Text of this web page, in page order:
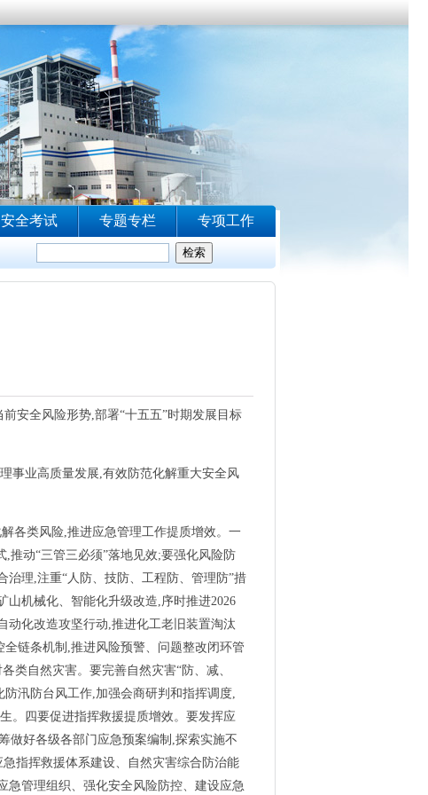
安全风险形势,部署“十五五”时期发展目标
事业高质量发展,有效防范化解重大安全风
各类风险,推进应急管理工作提质增效。一
推动“三管三必须”落地见效;要强化风险防
理,注重“人防、技防、工程防、管理防”措
机械化、智能化升级改造,序时推进2026
动化改造攻坚行动,推进化工老旧装置淘汰
链条机制,推进风险预警、问题整改闭环管
类自然灾害。要完善自然灾害“防、减、
汛防台风工作,加强会商研判和指挥调度,
。四要促进指挥救援提质增效。要发挥应
做好各级各部门应急预案编制,探索实施不
指挥救援体系建设、自然灾害综合防治能
急管理组织、强化安全风险防控、建设应急